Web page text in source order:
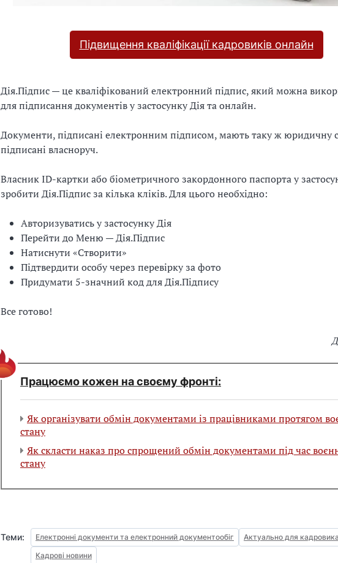
Підвищення кваліфікації кадровиків онлайн
Дія.Підпис — це кваліфікований електронний підпис, який можна
для підписання документів у застосунку Дія та онлайн.
Документи, підписані електронним підписом, мають таку ж юридичну
підписані власноруч.
Власник ID-картки або біометричного закордонного паспорта у
зробити Дія.Підпис за кілька кліків. Для цього необхідно:
Авторизуватись у застосунку Дія
Перейти до Меню — Дія.Підпис
Натиснути «Створити»
Підтвердити особу через перевірку за фото
Придумати 5-значний код для Дія.Підпису
Все готово!
Працюємо кожен на своєму фронті:
Як організувати обмін документами із працівниками протягом
стану
Як скласти наказ про спрощений обмін документами під час
стану
Теми: Електронні документи та електронний документообіг
Актуально для кадровика
Кадрові новини